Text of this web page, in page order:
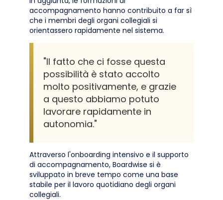
accompagnamento hanno contribuito a far sì
che i membri degli organi collegiali si
orientassero rapidamente nel sistema.
"Il fatto che ci fosse questa
possibilità è stato accolto
molto positivamente, e grazie
a questo abbiamo potuto
lavorare rapidamente in
autonomia."
Attraverso l'onboarding intensivo e il supporto
di accompagnamento, Boardwise si è
sviluppato in breve tempo come una base
stabile per il lavoro quotidiano degli organi
collegiali.